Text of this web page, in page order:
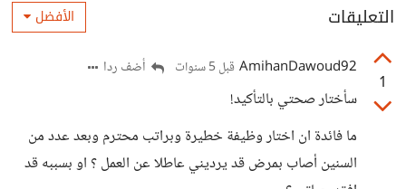
التعليقات الأفضل
1
AmihanDawoud92 قبل 5 سنوات أضف ردا
سأختار صحتي بالتأكيد!
ما فائدة ان اختار وظيفة خطيرة وبراتب محترم وبعد عدد من
السنين أصاب بمرض قد يرديني عاطلا عن العمل ؟ او بسببه قد